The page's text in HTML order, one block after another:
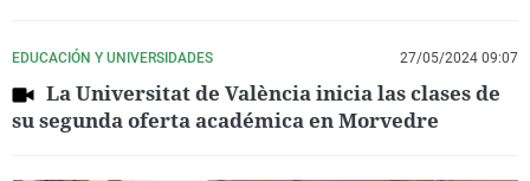
EDUCACIÓN Y UNIVERSIDADES 27/05/2024 09:07
La Universitat de València inicia las clases de
su segunda oferta académica en Morvedre